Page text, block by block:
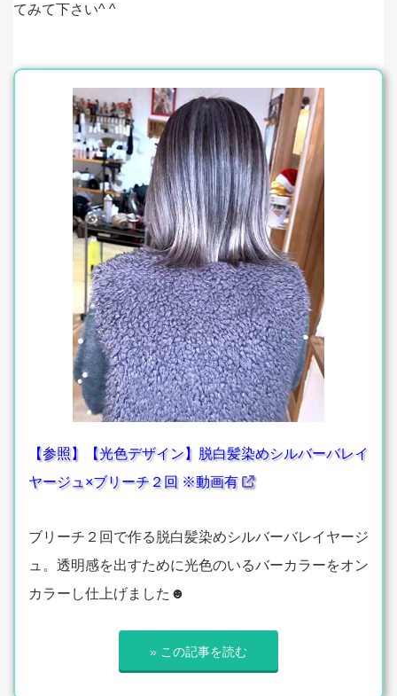
てみて下さい^ ^
【参照】【光色デザイン】脱白髪染めシルバーバレイ
ヤージュ×ブリーチ２回 ※動画有
ブリーチ２回で作る脱白髪染めシルバーバレイヤージ
ュ。透明感を出すために光色のいるバーカラーをオン
カラーし仕上げました☻
» この記事を読む